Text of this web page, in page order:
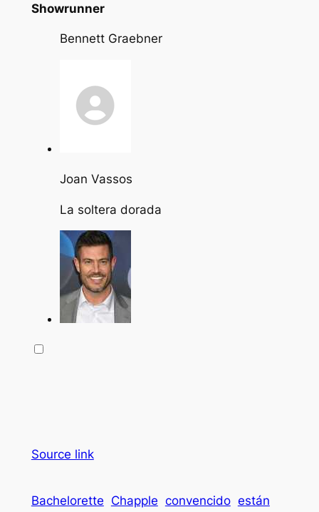
Showrunner
Bennett Graebner
Joan Vassos
La soltera dorada
Source link
Bachelorette Chapple convencido están